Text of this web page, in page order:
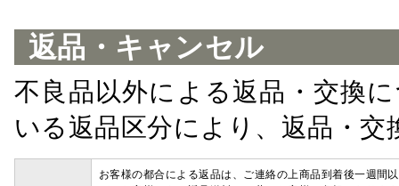
返品・キャンセル
不良品以外による返品・交換
いる返品区分により、返品・
お客様の都合による返品は、ご連絡の上商品到着後一週間